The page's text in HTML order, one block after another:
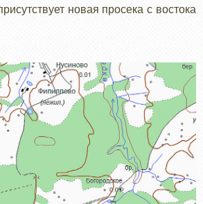
новая просека с востока